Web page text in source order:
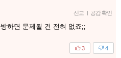
신고 | 공감 확인
하면 문제될 건 전혀 없죠;;
4
3